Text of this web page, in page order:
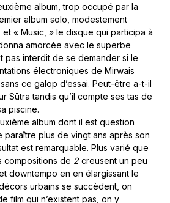
album, trop occupé par la
album solo, modestement
« Music, » le disque qui participa à
amorcée avec le superbe
pas interdit de se demander si le
électroniques de Mirwais
ce galop d’essai. Peut-être a-t-il
Sūtra tandis qu’il compte ses tas de
piscine.
album dont il est question
paraître plus de vingt ans après son
est remarquable. Plus varié que
compositions de 2creusent un peu
downtempo en en élargissant le
urbains se succèdent, on
film qui n’existent pas, on y